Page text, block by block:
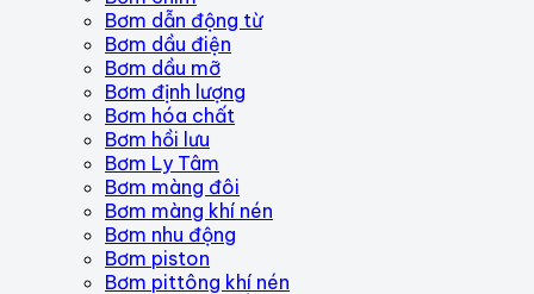
Bơm dẫn động từ
Bơm dầu điện
Bơm dầu mỡ
Bơm định lượng
Bơm hóa chất
Bơm hồi lưu
Bơm Ly Tâm
Bơm màng đôi
Bơm màng khí nén
Bơm nhu động
Bơm piston
Bơm pittông khí nén